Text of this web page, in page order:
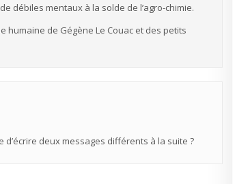
débiles mentaux à la solde de l’agro-chimie.
humaine de Gégène Le Couac et des petits
deux messages différents à la suite ?